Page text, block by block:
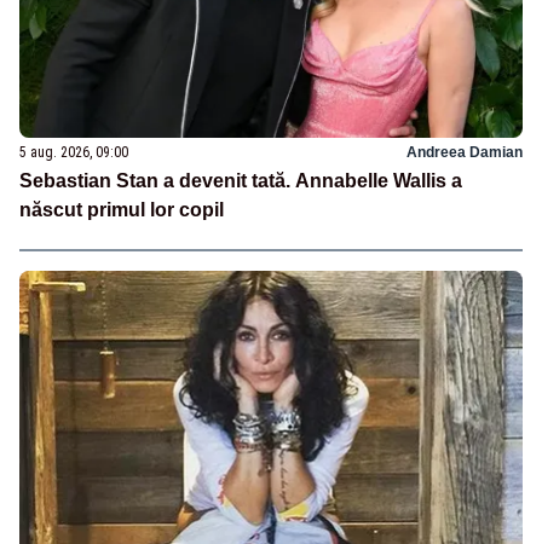
5 aug. 2026, 09:00 Andreea Damian
Sebastian Stan a devenit tată. Annabelle Wallis a
născut primul lor copil